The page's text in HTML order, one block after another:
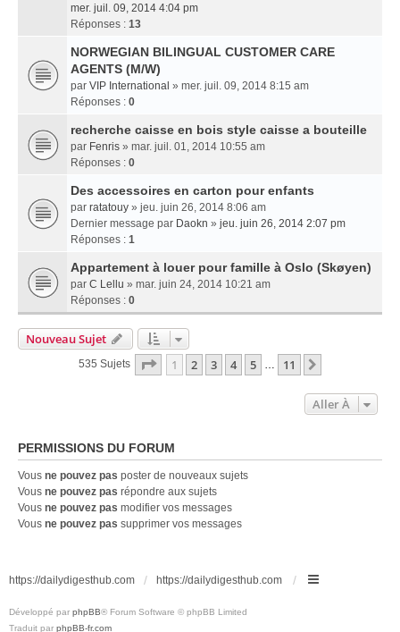
mer. juil. 09, 2014 4:04 pm
Réponses : 13
NORWEGIAN BILINGUAL CUSTOMER CARE
AGENTS (M/W)
par VIP International » mer. juil. 09, 2014 8:15 am
Réponses : 0
recherche caisse en bois style caisse a bouteille
par Fenris » mar. juil. 01, 2014 10:55 am
Réponses : 0
Des accessoires en carton pour enfants
par ratatouy » jeu. juin 26, 2014 8:06 am
Dernier message par Daokn » jeu. juin 26, 2014 2:07 pm
Réponses : 1
Appartement à louer pour famille à Oslo (Skøyen)
par C Lellu » mar. juin 24, 2014 10:21 am
Réponses : 0
Nouveau Sujet
535 Sujets Page 1Sur
1 2 3 4 5 … 11
Aller À
PERMISSIONS DU FORUM
Vous ne pouvez pas poster de nouveaux sujets
Vous ne pouvez pas répondre aux sujets
Vous ne pouvez pas modifier vos messages
Vous ne pouvez pas supprimer vos messages
https://dailydigesthub.com https://dailydigesthub.com
Développé par phpBB® Forum Software © phpBB Limited
Traduit par phpBB-fr.com